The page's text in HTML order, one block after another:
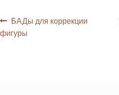
БАДы для коррекции
фигуры